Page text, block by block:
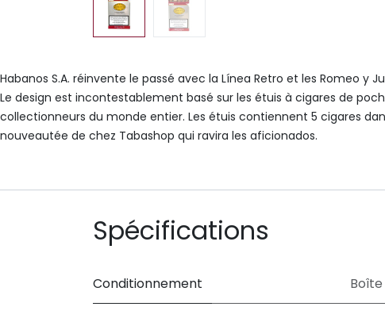
Habanos S.A. réinvente le passé avec la Línea Retro et les Romeo
Le design est incontestablement basé sur les étuis à cigares de
collectionneurs du monde entier. Les étuis contiennent 5 cigares
nouveautée de chez Tabashop qui ravira les aficionados.
Spécifications
Conditionnement